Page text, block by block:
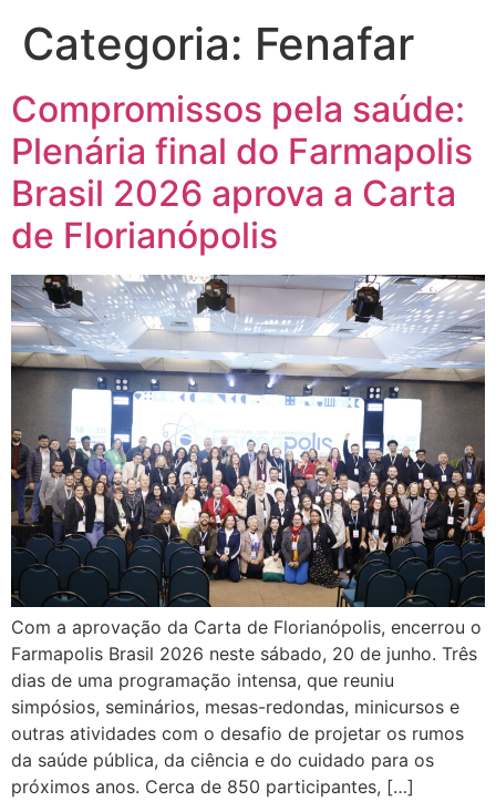
Categoria: Fenafar
Compromissos pela saúde:
Plenária final do Farmapolis
Brasil 2026 aprova a Carta
de Florianópolis
Com a aprovação da Carta de Florianópolis, encerrou o
Farmapolis Brasil 2026 neste sábado, 20 de junho. Três
dias de uma programação intensa, que reuniu
simpósios, seminários, mesas-redondas, minicursos e
outras atividades com o desafio de projetar os rumos
da saúde pública, da ciência e do cuidado para os
próximos anos. Cerca de 850 participantes, […]